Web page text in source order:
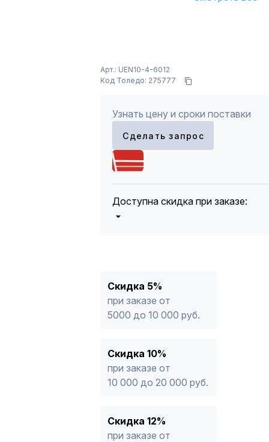
Арт.: UEN10-4-6012
Код Толедо: 275777
Узнать цену и сроки поставки
Сделать запрос
Доступна скидка при заказе:
* -Для заказов, состоящих
продукции, максимальная скидка
Скидка 5%
при заказе от
5000 до 10 000 руб.
Скидка 10%
при заказе от
10 000 до 20 000 руб.
Скидка 12%
при заказе от